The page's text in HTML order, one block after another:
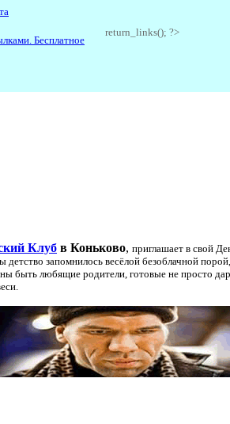
Бесплатное
return_links(); ?>
Клуб в Коньково, приглашает в свой
детство запомнилось весёлой безоблачной
быть любящие родители, готовые не просто